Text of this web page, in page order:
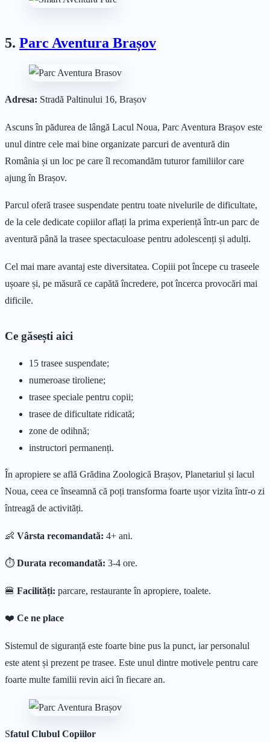
5. Parc Aventura Brașov
Adresa: Stradă Paltinului 16, Brașov
Ascuns în pădurea de lângă Lacul Noua, Parc Aventura Brașov este
unul dintre cele mai bine organizate parcuri de aventură din
România și un loc pe care îl recomandăm tuturor familiilor care
ajung în Brașov.
Parcul oferă trasee suspendate pentru toate nivelurile de dificultate,
de la cele dedicate copiilor aflați la prima experiență într-un parc de
aventură până la trasee spectaculoase pentru adolescenți și adulți.
Cel mai mare avantaj este diversitatea. Copiii pot începe cu traseele
ușoare și, pe măsură ce capătă încredere, pot încerca provocări mai
dificile.
Ce găsești aici
15 trasee suspendate;
numeroase tiroliene;
trasee speciale pentru copii;
trasee de dificultate ridicată;
zone de odihnă;
instructori permanenți.
În apropiere se află Grădina Zoologică Brașov, Planetariul și lacul
Noua, ceea ce înseamnă că poți transforma foarte ușor vizita într-o zi
întreagă de activități.
👶 Vârsta recomandată: 4+ ani.
⏱ Durata recomandată: 3-4 ore.
🍔 Facilități: parcare, restaurante în apropiere, toalete.
❤️ Ce ne place
Sistemul de siguranță este foarte bine pus la punct, iar personalul
este atent și prezent pe trasee. Este unul dintre motivele pentru care
foarte multe familii revin aici în fiecare an.
Sfatul Clubul Copiilor